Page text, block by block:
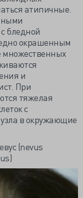
атипичные.
бледной
окрашенным
и
При
тяжелая
с
в окружающие
(nevus